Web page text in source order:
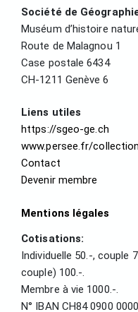
Société de
Muséum d’histoire
Route de Malagnou 1
Case postale 6434
CH-1211 Genève 6
Liens utiles
https://sgeo-ge.ch
www.persee.fr/
Contact
Devenir membre
Mentions légales
Cotisations:
Individuelle 50.-, couple
couple) 100.-.
Membre à vie 1000.-.
N° IBAN CH84 0900